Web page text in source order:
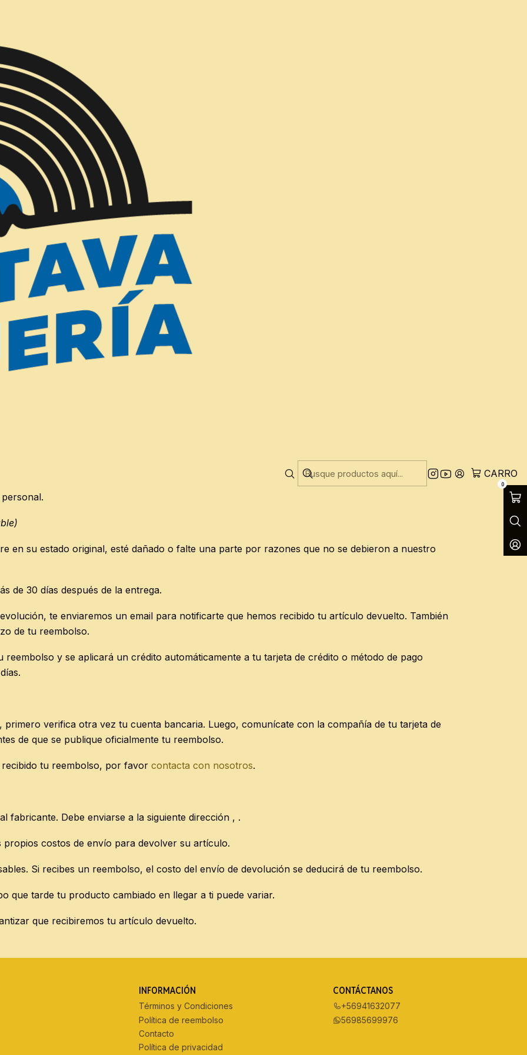
CARRO
0
Política de reembolso
los primeros 30 días de tu compra. Si han transcurrido 30 días desde tu compra, no se te
tipo.
mismas condiciones en que lo recibió.
un recibo o comprobante de compra.
de precio regular; los artículos de venta no se pueden reembolsar.
un regalo cuando fue comprado y se envió directamente a ti, recibirás un crédito de regalo
o dañados. Si necesitas cambiarlo por el mismo artículo,
en su estado original, esté dañado o falte una parte por razones que no se debieron a nuestro
de 30 días después de la entrega.
te enviaremos un email para notificarte que hemos recibido tu artículo devuelto. También
de tu reembolso.
y se aplicará un crédito automáticamente a tu tarjeta de crédito o método de pago
verifica otra vez tu cuenta bancaria. Luego, comunícate con la compañía de tu tarjeta de
de que se publique oficialmente tu reembolso.
tu reembolso, por favor contacta con nosotros.
fabricante. Debe enviarse a la siguiente dirección , .
propios costos de envío para devolver su artículo.
Si recibes un reembolso, el costo del envío de devolución se deducirá de tu reembolso.
que tarde tu producto cambiado en llegar a ti puede variar.
que recibiremos tu artículo devuelto.
INFORMACIÓN
Términos y Condiciones
Política de reembolso
Contacto
Política de privacidad
CONTÁCTANOS
+56941632077
56985699976